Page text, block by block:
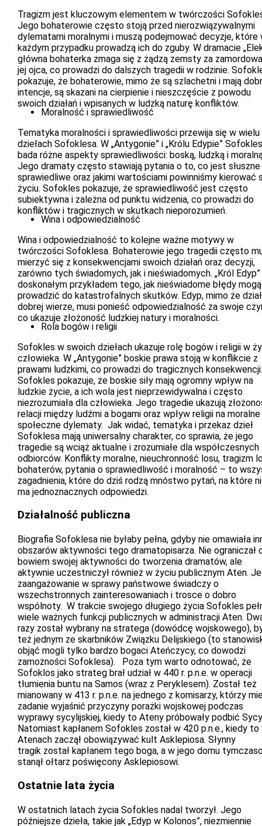
Tragizm jest kluczowym elementem w twórczości
Jego bohaterowie często stoją przed nierozwiązywalnymi
dylematami moralnymi i muszą podejmować decyzje, które
każdym przypadku prowadzą ich do zguby. W dramacie
główna bohaterka zmaga się z żądzą zemsty za
jej ojca, co prowadzi do dalszych tragedii w rodzinie.
pokazuje, że bohaterowie, mimo że są szlachetni i mają
intencje, są skazani na cierpienie i nieszczęście z powodu
swoich działań i wpisanych w ludzką naturę konfliktów.
Moralność i sprawiedliwość
Tematyka moralności i sprawiedliwości przewija się w wielu
dziełach Sofoklesa. W „Antygonie” i „Królu Edypie” Sofokles
bada różne aspekty sprawiedliwości: boską, ludzką i
Jego dramaty często stawiają pytania o to, co jest słuszne
sprawiedliwe oraz jakimi wartościami powinniśmy kierować
życiu. Sofokles pokazuje, że sprawiedliwość jest często
subiektywna i zależna od punktu widzenia, co prowadzi do
konfliktów i tragicznych w skutkach nieporozumień.
Wina i odpowiedzialność
Wina i odpowiedzialność to kolejne ważne motywy w
twórczości Sofoklesa. Bohaterowie jego tragedii często
mierzyć się z konsekwencjami swoich działań oraz decyzji,
zarówno tych świadomych, jak i nieświadomych. „Król
doskonałym przykładem tego, jak nieświadome błędy mogą
prowadzić do katastrofalnych skutków. Edyp, mimo że
dobrej wierze, musi ponieść odpowiedzialność za swoje
co ukazuje złożoność ludzkiej natury i moralności.
Rola bogów i religii
Sofokles w swoich dziełach ukazuje rolę bogów i religii w
człowieka. W „Antygonie” boskie prawa stoją w konflikcie z
prawami ludzkimi, co prowadzi do tragicznych konsekwencji.
Sofokles pokazuje, że boskie siły mają ogromny wpływ na
ludzkie życie, a ich wola jest nieprzewidywalna i często
niezrozumiała dla człowieka. Jego tragedie ukazują
relacji między ludźmi a bogami oraz wpływ religii na moralne
społeczne dylematy. Jak widać, tematyka i przekaz dzieł
Sofoklesa mają uniwersalny charakter, co sprawia, że jego
tragedie są wciąż aktualne i zrozumiałe dla współczesnych
odbiorców. Konflikty moralne, nieuchronność losu, tragizm
bohaterów, pytania o sprawiedliwość i moralność – to
zagadnienia, które do dziś rodzą mnóstwo pytań, na które
ma jednoznacznych odpowiedzi.
Działalność publiczna
Biografia Sofoklesa nie byłaby pełna, gdyby nie omawiała
obszarów aktywności tego dramatopisarza. Nie ograniczał
bowiem swojej aktywności do tworzenia dramatów, ale
aktywnie uczestniczył również w życiu publicznym Aten.
zaangażowanie w sprawy państwowe świadczy o
wszechstronnych zainteresowaniach i trosce o dobro
wspólnoty. W trakcie swojego długiego życia Sofokles
wiele ważnych funkcji publicznych w administracji Aten.
razy został wybrany na stratega (dowódcę wojskowego),
też jednym ze skarbników Związku Delijskiego (to
objąć mogli tylko bardzo bogaci Ateńczycy, co dowodzi
zamożności Sofoklesa). Poza tym warto odnotować, że
Sofoklos jako strateg brał udział w 440 r. p.n.e. w operacji
tłumienia buntu na Samos (wraz z Peryklesem). Został też
mianowany w 413 r. p.n.e. na jednego z komisarzy, którzy
zadanie wyjaśnić przyczyny porażki wojskowej podczas
wyprawy sycylijskiej, kiedy to Ateny próbowały podbić
Natomiast kapłanem Sofokles został w 420 p.n.e., kiedy to
Atenach zaczął obowiązywać kult Asklepiosa. Słynny
tragik został kapłanem tego boga, a w jego domu
stanął ołtarz poświęcony Asklepiosowi.
Ostatnie lata życia
W ostatnich latach życia Sofokles nadal tworzył. Jego
późniejsze dzieła, takie jak „Edyp w Kolonos”, niezmiennie